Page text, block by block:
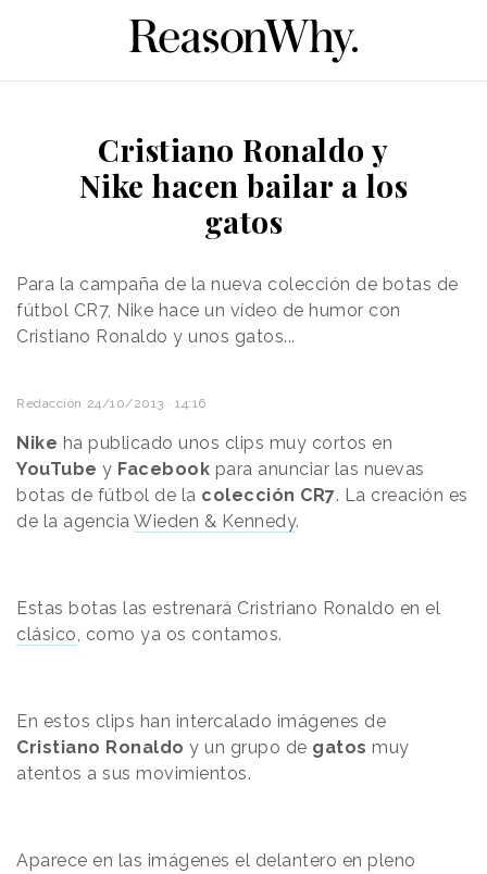
Cristiano Ronaldo y
Nike hacen bailar a los
gatos
Para la campaña de la nueva colección de botas de
fútbol CR7, Nike hace un vídeo de humor con
Cristiano Ronaldo y unos gatos...
Redacción 24/10/2013 · 14:16
Nike ha publicado unos clips muy cortos en
YouTube y Facebook para anunciar las nuevas
botas de fútbol de la colección CR7. La creación es
de la agencia Wieden & Kennedy.
Estas botas las estrenará Cristriano Ronaldo en el
clásico , como ya os contamos.
En estos clips han intercalado imágenes de
Cristiano Ronaldo y un grupo de gatos muy
atentos a sus movimientos.
Aparece en las imágenes el delantero en pleno